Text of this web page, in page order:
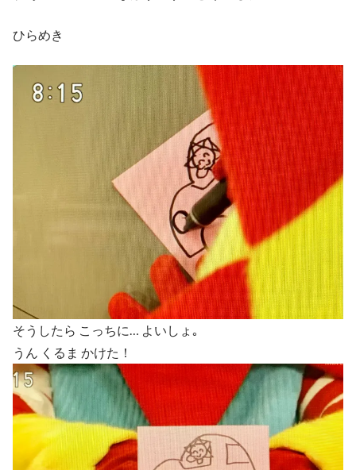
ひらめき
そうしたら こっちに… よいしょ｡
うん くるま かけた！